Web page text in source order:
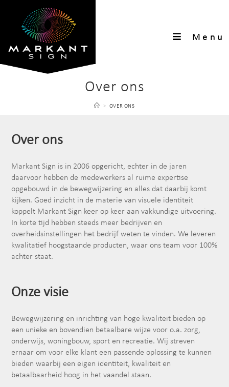
Menu
Over ons
> OVER ONS
Over ons
Markant Sign is in 2006 opgericht, echter in de jaren
daarvoor hebben de medewerkers al ruime expertise
opgebouwd in de bewegwijzering en alles dat daarbij komt
kijken. Goed inzicht in de materie van visuele identiteit
koppelt Markant Sign keer op keer aan vakkundige uitvoering.
In korte tijd hebben steeds meer bedrijven en
overheidsinstellingen het bedrijf weten te vinden. We leveren
kwalitatief hoogstaande producten, waar ons team voor 100%
achter staat.
Onze visie
Bewegwijzering en inrichting van hoge kwaliteit bieden op
een unieke en bovendien betaalbare wijze voor o.a. zorg,
onderwijs, woningbouw, sport en recreatie. Wij streven
ernaar om voor elke klant een passende oplossing te kunnen
bieden waarbij een eigen identiteit, kwaliteit en
betaalbaarheid hoog in het vaandel staan.